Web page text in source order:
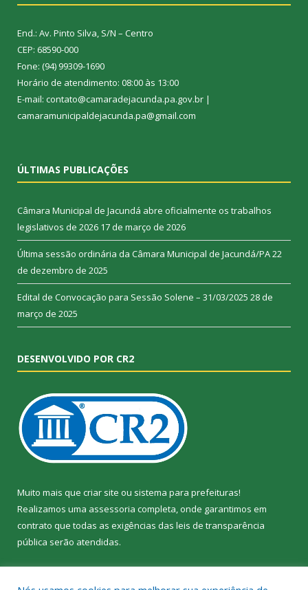
End.: Av. Pinto Silva, S/N – Centro
CEP: 68590-000
Fone: (94) 99309-1690
Horário de atendimento: 08:00 às 13:00
E-mail: contato@camaradejacunda.pa.gov.br |
camaramunicipaldejacunda.pa@gmail.com
ÚLTIMAS PUBLICAÇÕES
Câmara Municipal de Jacundá abre oficialmente os trabalhos
legislativos de 2026 17 de março de 2026
Última sessão ordinária da Câmara Municipal de Jacundá/PA22
de dezembro de 2025
Edital de Convocação para Sessão Solene – 31/03/2025 28 de
março de 2025
DESENVOLVIDO POR CR2
Muito mais que criar site ou sistema para prefeituras!
Realizamos uma assessoria completa, onde garantimos em
contrato que todas as exigências das leis de transparência
pública serão atendidas.